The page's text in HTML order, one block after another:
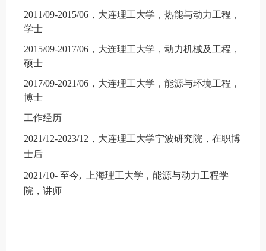
2011/09-2015/06 ，大连理工大学，热能与动力工程，
学士
2015/09-2017/06 ，大连理工大学，动力机械及工程，
硕士
2017/09-2021/06 ，大连理工大学，能源与环境工程，
博士
工作经历
2021/12-2023/12 ，大连理工大学宁波研究院，在职博
士后
2021/10- 至今, 上海理工大学，能源与动力工程学
院，讲师